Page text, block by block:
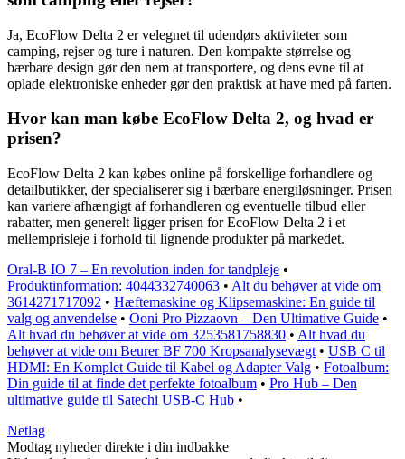
Ja, EcoFlow Delta 2 er velegnet til udendørs aktiviteter som
camping, rejser og ture i naturen. Den kompakte størrelse og
bærbare design gør den nem at transportere, og dens evne til at
oplade elektroniske enheder gør den praktisk at have med på farten.
Hvor kan man købe EcoFlow Delta 2, og hvad er
prisen?
EcoFlow Delta 2 kan købes online på forskellige forhandlere og
detailbutikker, der specialiserer sig i bærbare energiløsninger. Prisen
kan variere afhængigt af forhandleren og eventuelle tilbud eller
rabatter, men generelt ligger prisen for EcoFlow Delta 2 i et
mellemprisleje i forhold til lignende produkter på markedet.
Oral-B IO 7 – En revolution inden for tandpleje •
Produktinformation: 4044332740063 • Alt du behøver at vide om
3614271717092 • Hæftemaskine og Klipsemaskine: En guide til
valg og anvendelse • Ooni Pro Pizzaovn – Den Ultimative Guide •
Alt hvad du behøver at vide om 3253581758830 • Alt hvad du
behøver at vide om Beurer BF 700 Kropsanalysevægt • USB C til
HDMI: En Komplet Guide til Kabel og Adapter Valg • Fotoalbum:
Din guide til at finde det perfekte fotoalbum • Pro Hub – Den
ultimative guide til Satechi USB-C Hub •
Netlag
Modtag nyheder direkte i din indbakke